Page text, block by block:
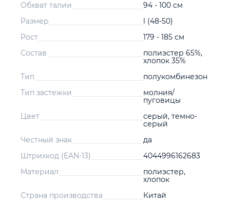
Обхват талии
94 - 100 см
Размер
l (48-50)
Рост
179 - 185 см
Состав
полиэстер 65%,
хлопок 35%
Тип
полукомбинезон
Тип застежки
молния/
пуговицы
Цвет
серый, темно-
серый
Честный знак
да
Штрихкод (EAN-13)
4044996162683
Материал
полиэстер,
хлопок
Страна производства
Китай